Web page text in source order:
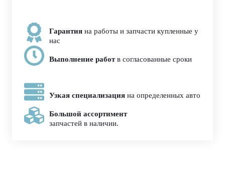
Гарантия на работы и запчасти купленные у
нас
Выполнение работв согласованные сроки
Узкая специализация на определенных авто
Большой ассортимент
запчастей в наличии.